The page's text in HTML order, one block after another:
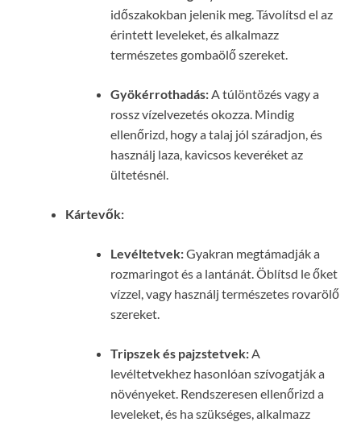
időszakokban jelenik meg. Távolítsd el az
érintett leveleket, és alkalmazz
természetes gombaölő szereket.
Gyökérrothadás:A túlöntözés vagy a
rossz vízelvezetés okozza. Mindig
ellenőrizd, hogy a talaj jól száradjon, és
használj laza, kavicsos keveréket az
ültetésnél.
Kártevők:
Levéltetvek:Gyakran megtámadják a
rozmaringot és a lantánát. Öblítsd le őket
vízzel, vagy használj természetes rovarölő
szereket.
Tripszek és pajzstetvek:A
levéltetvekhez hasonlóan szívogatják a
növényeket. Rendszeresen ellenőrizd a
leveleket, és ha szükséges, alkalmazz